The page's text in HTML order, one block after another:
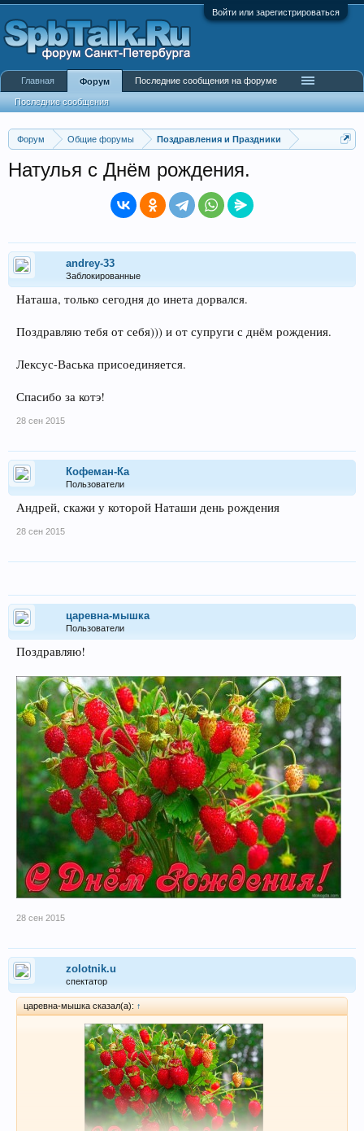
Войти или зарегистрироваться
Форум Общие форумы Поздравления и Праздники
Натулья с Днём рождения.
andrey-33
Заблокированные
Наташа, только сегодня до инета дорвался.
Поздравляю тебя от себя))) и от супруги с днём рождения.
Лексус-Васька присоединяется.
Спасибо за котэ!
28 сен 2015
Кофеман-Ка
Пользователи
Андрей, скажи у которой Наташи день рождения
28 сен 2015
царевна-мышка
Пользователи
Поздравляю!
28 сен 2015
zolotnik.u
спектатор
царевна-мышка сказал(а): ↑
Главная Форум
Последние сообщения
Последние сообщения на форуме